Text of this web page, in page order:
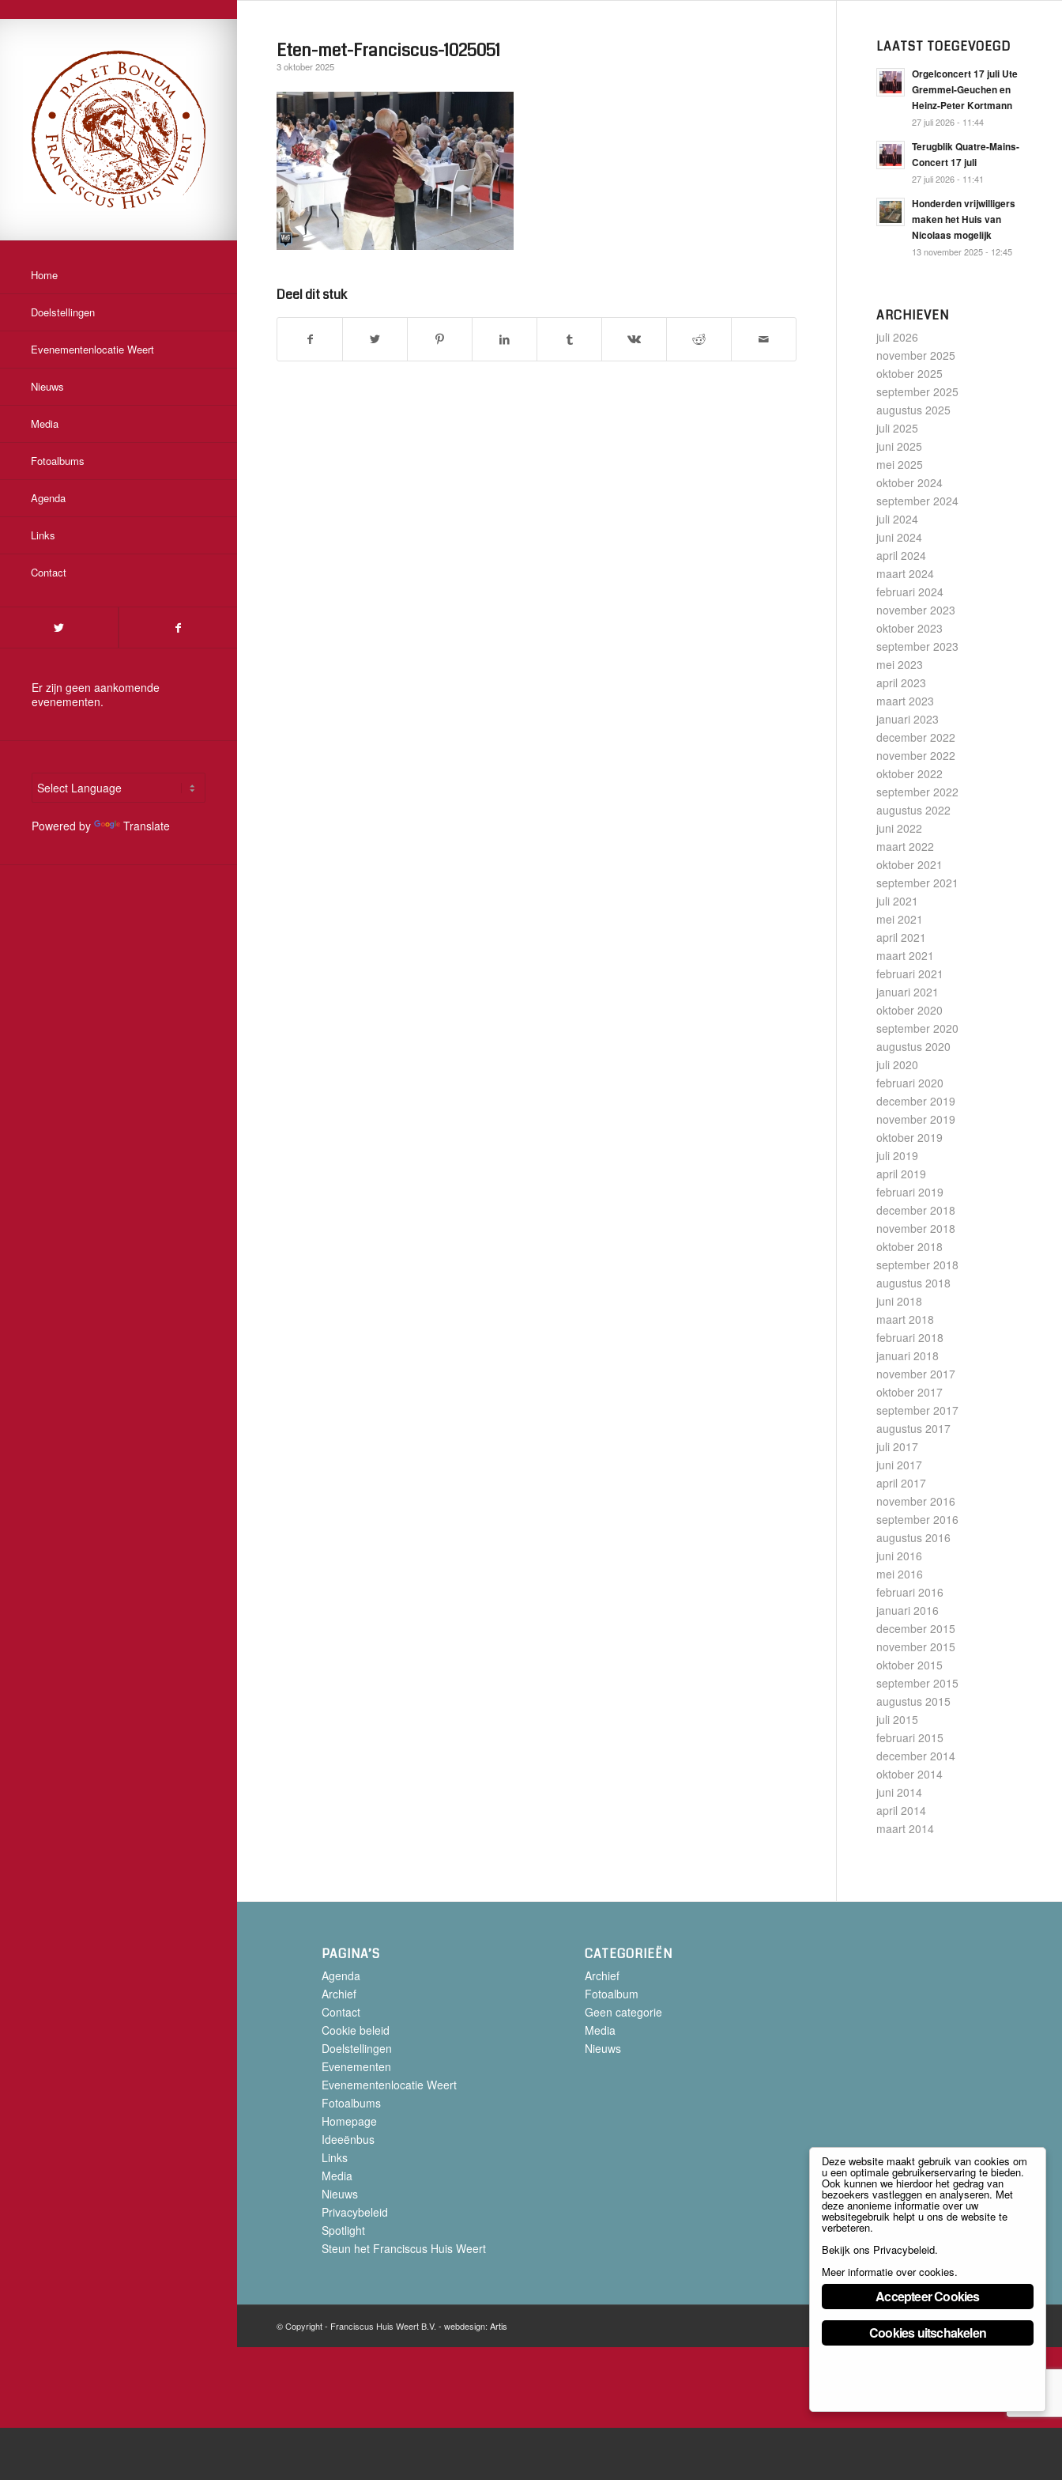
Home
Doelstellingen
Evenementenlocatie Weert
Nieuws
Media
Fotoalbums
Agenda
Links
Contact
Er zijn geen aankomende
evenementen.
Powered by Translate
Eten-met-Franciscus-1025051
3 oktober 2025
Deel dit stuk
LAATST TOEGEVOEGD
Orgelconcert 17 juli Ute
Gremmel-Geuchen en
Heinz-Peter Kortmann
27 juli 2026 - 11:44
Terugblik Quatre-Mains-
Concert 17 juli
27 juli 2026 - 11:41
Honderden vrijwilligers
maken het Huis van
Nicolaas mogelijk
13 november 2025 - 12:45
ARCHIEVEN
juli 2026
november 2025
oktober 2025
september 2025
augustus 2025
juli 2025
juni 2025
mei 2025
oktober 2024
september 2024
juli 2024
juni 2024
april 2024
maart 2024
februari 2024
november 2023
oktober 2023
september 2023
mei 2023
april 2023
maart 2023
januari 2023
december 2022
november 2022
oktober 2022
september 2022
augustus 2022
juni 2022
maart 2022
oktober 2021
september 2021
juli 2021
mei 2021
april 2021
maart 2021
februari 2021
januari 2021
oktober 2020
september 2020
augustus 2020
juli 2020
februari 2020
december 2019
november 2019
oktober 2019
juli 2019
april 2019
februari 2019
december 2018
november 2018
oktober 2018
september 2018
augustus 2018
juni 2018
maart 2018
februari 2018
januari 2018
november 2017
oktober 2017
september 2017
augustus 2017
juli 2017
juni 2017
april 2017
november 2016
september 2016
augustus 2016
juni 2016
mei 2016
februari 2016
januari 2016
december 2015
november 2015
oktober 2015
september 2015
augustus 2015
juli 2015
februari 2015
december 2014
oktober 2014
juni 2014
april 2014
maart 2014
PAGINA’S
Agenda
Archief
Contact
Cookie beleid
Doelstellingen
Evenementen
Evenementenlocatie Weert
Fotoalbums
Homepage
Ideeënbus
Links
Media
Nieuws
Privacybeleid
Spotlight
Steun het Franciscus Huis Weert
CATEGORIEËN
Archief
Fotoalbum
Geen categorie
Media
Nieuws
© Copyright - Franciscus Huis Weert B.V. - webdesign: Artis
Deze website maakt gebruik van cookies om
u een optimale gebruikerservaring te bieden.
Ook kunnen we hierdoor het gedrag van
bezoekers vastleggen en analyseren. Met
deze anonieme informatie over uw
websitegebruik helpt u ons de website te
verbeteren.
Bekijk ons Privacybeleid.
Meer informatie over cookies.
Accepteer Cookies
Cookies uitschakelen